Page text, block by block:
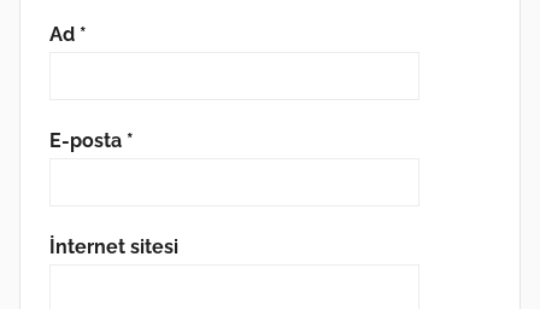
Ad *
E-posta *
İnternet sitesi